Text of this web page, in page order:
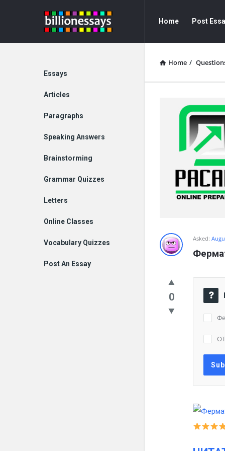
Billion
Essays
Essays
Navigation
Home Post
Home /
Asked:
0
Explore
Essays
Articles
Paragraphs
Speaking Answers
Brainstorming
Grammar Quizzes
Letters
Online Classes
Vocabulary Quizzes
Post An Essay